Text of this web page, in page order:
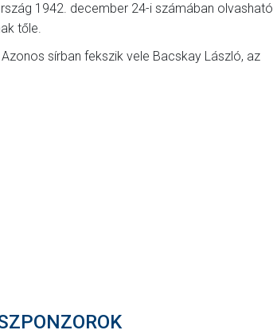
1942. december 24-i számában olvasható
tőle.
sírban fekszik vele Bacskay László, az